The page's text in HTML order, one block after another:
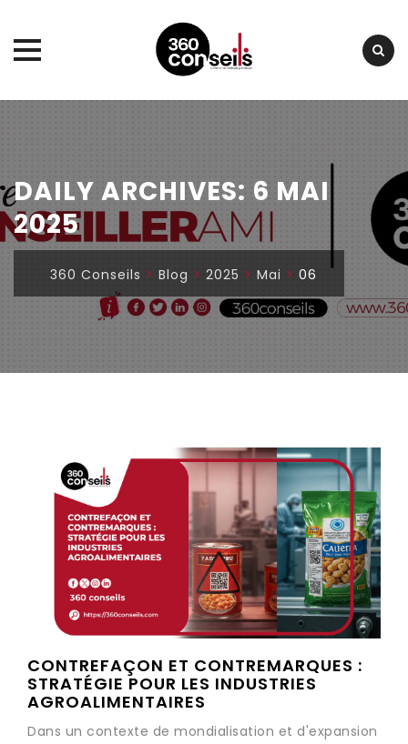
DAILY ARCHIVES: 6 MAI
2025
360 Conseils > Blog > 2025 > Mai > 06
CONTREFAÇON ET CONTREMARQUES :
STRATÉGIE POUR LES INDUSTRIES
AGROALIMENTAIRES
Dans un contexte de mondialisation et d'expansion